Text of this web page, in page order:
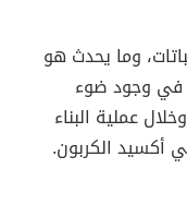
وما يحدث هو
في وجود ضوء
عملية البناء
أكسيد الكربون.